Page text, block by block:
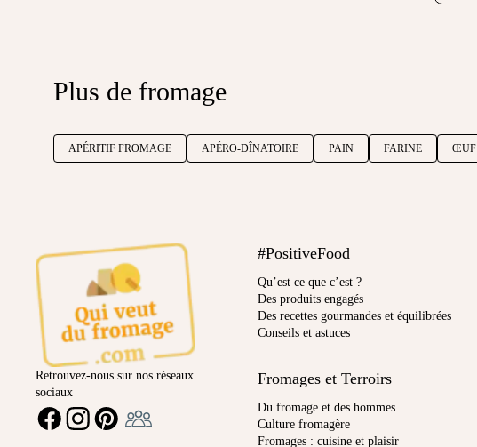
Plus de fromage
APÉRITIF FROMAGE APÉRO-DÎNATOIRE PAIN FARINE ŒUF
Retrouvez-nous sur nos réseaux
sociaux
FACEBOOKINSTAGRAMPINTEREST
#PositiveFood
Qu’est ce que c’est ?
Des produits engagés
Des recettes gourmandes et équilibrées
Conseils et astuces
Fromages et Terroirs
Du fromage et des hommes
Culture fromagère
Fromages : cuisine et plaisir